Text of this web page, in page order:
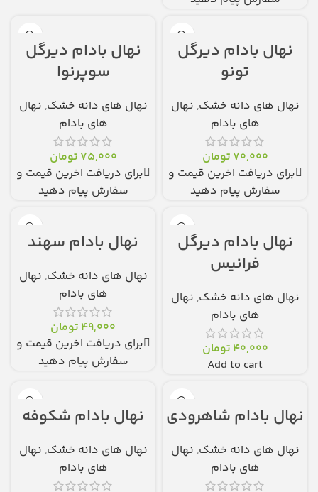
نهال بادام دیرگل
تونو
نهال های دانه خشک, نهال
های بادام
70,000 تومان
برای دریافت اخرین قیمت و
سفارش پیام دهید
نهال بادام دیرگل
سوپرنوا
نهال های دانه خشک, نهال
های بادام
75,000 تومان
برای دریافت اخرین قیمت و
سفارش پیام دهید
نهال بادام دیرگل
فرانیس
نهال های دانه خشک, نهال
های بادام
40,000 تومان
Add to cart
نهال بادام سهند
نهال های دانه خشک, نهال
های بادام
49,000 تومان
برای دریافت اخرین قیمت و
سفارش پیام دهید
نهال بادام شاهرودی
نهال های دانه خشک, نهال
های بادام
نهال بادام شکوفه
نهال های دانه خشک, نهال
های بادام